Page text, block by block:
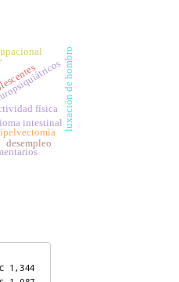
intestinal luxación de hombro
física
desempleo